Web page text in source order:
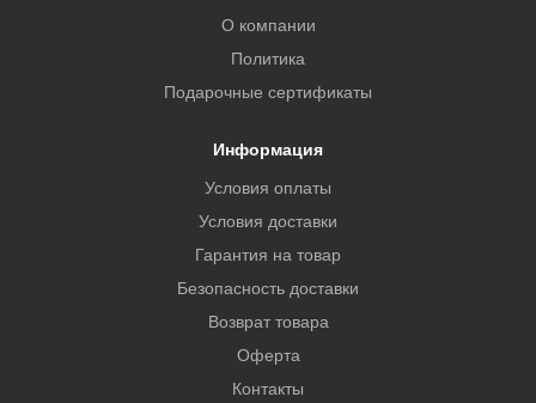
О компании
Политика
Подарочные сертификаты
Информация
Условия оплаты
Условия доставки
Гарантия на товар
Безопасность доставки
Возврат товара
Оферта
Контакты